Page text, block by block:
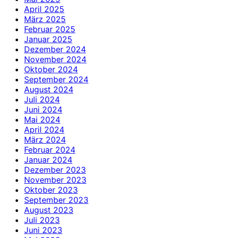
April 2025
März 2025
Februar 2025
Januar 2025
Dezember 2024
November 2024
Oktober 2024
September 2024
August 2024
Juli 2024
Juni 2024
Mai 2024
April 2024
März 2024
Februar 2024
Januar 2024
Dezember 2023
November 2023
Oktober 2023
September 2023
August 2023
Juli 2023
Juni 2023